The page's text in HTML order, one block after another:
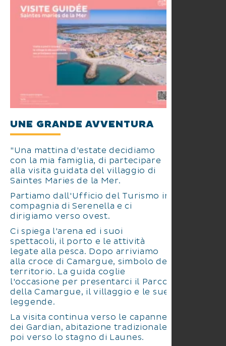
UNE GRANDE AVVENTURA
"Una mattina d'estate decidiamo
con la mia famiglia, di partecipare
alla visita guidata del villaggio di
Saintes Maries de la Mer.
Partiamo dall'Ufficio del Turismo in
compagnia di Serenella e ci
dirigiamo verso ovest.
Ci spiega l'arena ed i suoi
spettacoli, il porto e le attività
legate alla pesca. Dopo arriviamo
alla croce di Camargue, simbolo del
territorio. La guida coglie
l'occasione per presentarci il Parco
della Camargue, il villaggio e le sue
leggende.
La visita continua verso le capanne
dei Gardian, abitazione tradizionale,
poi verso lo stagno di Launes.